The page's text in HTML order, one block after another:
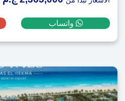
واتساب